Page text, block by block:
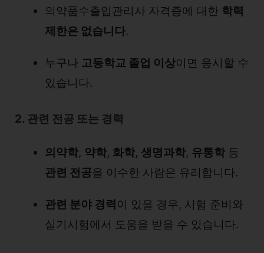
의약품수출입관리사 자격증에 대한 학력
제한은 없습니다.
누구나 고등학교 졸업 이상이면 응시할 수
있습니다.
2. 관련 전공 또는 경력
의약학, 약학, 화학, 생명과학, 유통학 등
관련 전공을 이수한 사람은 유리합니다.
관련 분야 경력 이 있을 경우, 시험 준비와
실기시험에서 도움을 받을 수 있습니다.